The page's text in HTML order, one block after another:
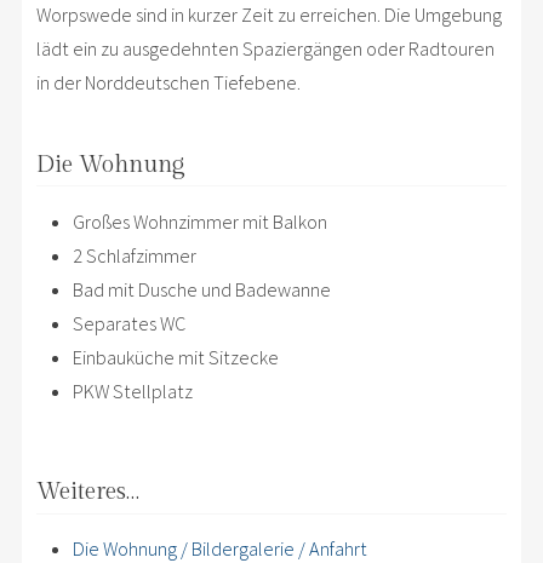
Worpswede sind in kurzer Zeit zu erreichen. Die Umgebung
lädt ein zu ausgedehnten Spaziergängen oder Radtouren
in der Norddeutschen Tiefebene.
Die Wohnung
Großes Wohnzimmer mit Balkon
2 Schlafzimmer
Bad mit Dusche und Badewanne
Separates WC
Einbauküche mit Sitzecke
PKW Stellplatz
Weiteres…
Die Wohnung / Bildergalerie / Anfahrt